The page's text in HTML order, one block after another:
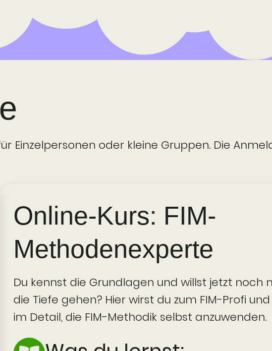
oder kleine Gruppen. Die
Online-Kurs: FIM-
Methoden­experte
Du kennst die Grundlagen und willst jetzt noch
die Tiefe gehen? Hier wirst du zum FIM-Profi
im Detail, die FIM-Methodik selbst anzuwenden.